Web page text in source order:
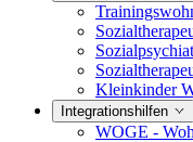
Kleinkinder
Integrations­hilfen
WOGE -